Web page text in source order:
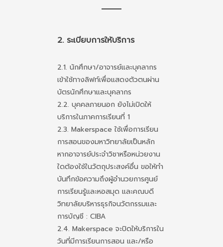
2. ระเบียบการให้บริการ
2.1. นักศึกษา/อาจารย์และบุคลากร
เข้าใช้ทางลิฟท์เพื่อแสดงตัวตนผ่าน
บัตรนักศึกษาและบุคลากร
2.2. บุคคลภายนอก ยังไม่เปิดให้
บริการในภาคการเรียนที่ 1
2.3. Makerspace ใช้เพื่อการเรียน
การสอนของมหาวิทยาลัยเป็นหลัก
หากอาจารย์ประจำวิชาหรือหน่วยงาน
ใดต้องใช้ในวัตถุประสงค์อื่น ขอให้ทำ
บันทึกข้อความถึงผู้อำนวยการศูนย์
การเรียนรู้และหอสมุด และคณบดี
วิทยาลัยบริหารธุรกิจนวัตกรรมและ
การบัญชี : CIBA
2.4. Makerspace จะปิดให้บริการใน
วันที่มีการเรียนการสอน และ/หรือ